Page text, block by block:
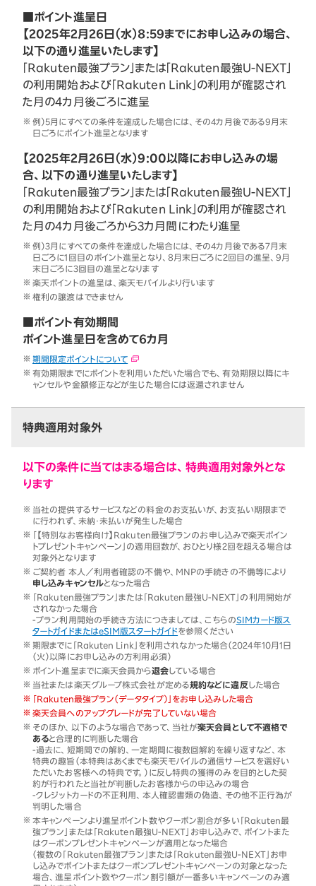
■ポイント進呈日
【2025年2月26日（水）8:59までにお申し込みの場合、
以下の通り進呈いたします】
「Rakuten最強プラン」または「Rakuten最強U-NEXT」
の利用開始および「Rakuten Link」の利用が確認され
た月の4カ月後ごろに進呈
例）5月にすべての条件を達成した場合には、その4カ月後である9月末
日ごろにポイント進呈となります
【2025年2月26日（水）9:00以降にお申し込みの場
合、以下の通り進呈いたします】
「Rakuten最強プラン」または「Rakuten最強U-NEXT」
の利用開始および「Rakuten Link」の利用が確認され
た月の4カ月後ごろから3カ月間にわたり進呈
例）3月にすべての条件を達成した場合には、その4カ月後である7月末
日ごろに1回目のポイント進呈となり、8月末日ごろに2回目の進呈、9月
末日ごろに3回目の進呈となります
楽天ポイントの進呈は、楽天モバイルより行います
権利の譲渡はできません
■ポイント有効期間
ポイント進呈日を含めて6カ月
期間限定ポイントについて
有効期限までにポイントを利用いただいた場合でも、有効期限以降にキ
ャンセルや金額修正などが生じた場合には返還されません
特典適用対象外
以下の条件に当てはまる場合は、特典適用対象外とな
ります
当社の提供するサービスなどの料金のお支払いが、お支払い期限まで
に行われず、未納・未払いが発生した場合
「【特別なお客様向け】Rakuten最強プランのお申し込みで楽天ポイン
トプレゼントキャンペーン」の適用回数が、おひとり様2回を超える場合は
対象外となります
ご契約者 本人／利用者確認の不備や、MNPの手続きの不備等により
申し込みキャンセルとなった場合
「Rakuten最強プラン」または「Rakuten最強U-NEXT」の利用開始が
されなかった場合
-プラン利用開始の手続き方法につきましては、こちらのSIMカード版ス
タートガイドまたはeSIM版スタートガイドを参照ください
期限までに「Rakuten Link」を利用されなかった場合（2024年10月1日
（火）以降にお申し込みの方利用必須）
ポイント進呈までに楽天会員から退会している場合
当社または楽天グループ株式会社が定める規約などに違反した場合
「Rakuten最強プラン（データタイプ）」をお申し込みした場合
楽天会員へのアップグレードが完了していない場合
そのほか、以下のような場合であって、当社が楽天会員として不適格で
あると合理的に判断した場合
-過去に、短期間での解約、一定期間に複数回解約を繰り返すなど、本
特典の趣旨（本特典はあくまでも楽天モバイルの通信サービスを選好い
ただいたお客様への特典です。）に反し特典の獲得のみを目的とした契
約が行われたと当社が判断したお客様からの申込みの場合
-クレジットカードの不正利用、本人確認書類の偽造、その他不正行為が
判明した場合
本キャンペーンより進呈ポイント数やクーポン割合が多い「Rakuten最
強プラン」または「Rakuten最強U-NEXT」お申し込みで、ポイントまた
はクーポンプレゼントキャンペーンが適用となった場合
（複数の「Rakuten最強プラン」または「Rakuten最強U-NEXT」お申
し込みでポイントまたはクーポンプレゼントキャンペーンの対象となった
場合、進呈ポイント数やクーポン割引額が一番多いキャンペーンのみ適